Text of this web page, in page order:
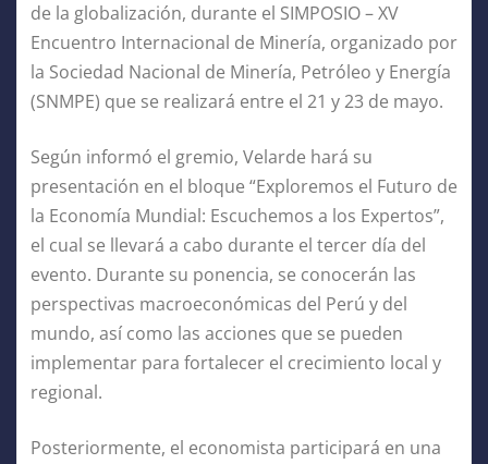
de la globalización, durante el SIMPOSIO – XV
Encuentro Internacional de Minería, organizado por
la Sociedad Nacional de Minería, Petróleo y Energía
(SNMPE) que se realizará entre el 21 y 23 de mayo.
Según informó el gremio, Velarde hará su
presentación en el bloque “Exploremos el Futuro de
la Economía Mundial: Escuchemos a los Expertos”,
el cual se llevará a cabo durante el tercer día del
evento. Durante su ponencia, se conocerán las
perspectivas macroeconómicas del Perú y del
mundo, así como las acciones que se pueden
implementar para fortalecer el crecimiento local y
regional.
Posteriormente, el economista participará en una